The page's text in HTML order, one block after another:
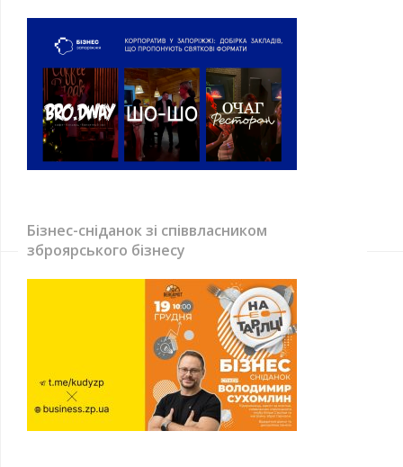
Бізнес-сніданок зі співвласником
зброярського бізнесу